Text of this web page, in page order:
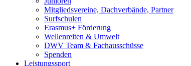
Mitgliedsvereine, Dachverbände, Partner
Surfschulen
Erasmus+ Förderung
Wellenreiten & Umwelt
DWV Team & Fachausschüsse
Spenden
Leistungssport